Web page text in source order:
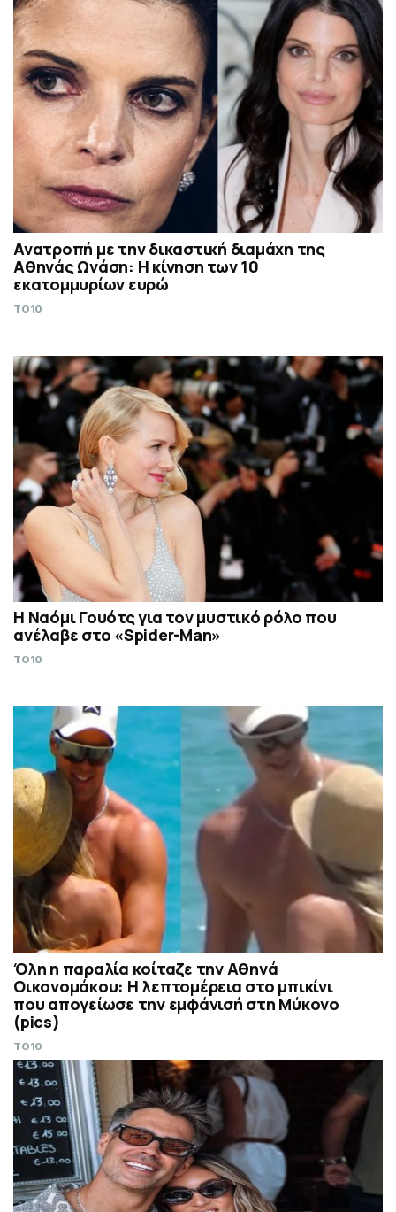
Ανατροπή με την δικαστική διαμάχη της
Αθηνάς Ωνάση: Η κίνηση των 10
εκατομμυρίων ευρώ
TO10
Η Ναόμι Γουότς για τον μυστικό ρόλο που
ανέλαβε στο «Spider-Man»
TO10
Όλη η παραλία κοίταζε την Αθηνά
Οικονομάκου: Η λεπτομέρεια στο μπικίνι
που απογείωσε την εμφάνισή στη Μύκονο
(pics)
TO10